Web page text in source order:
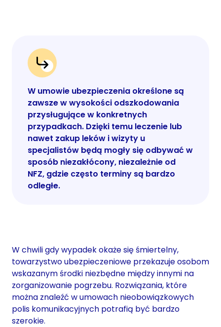
W umowie ubezpieczenia określone są
zawsze w wysokości odszkodowania
przysługujące w konkretnych
przypadkach. Dzięki temu leczenie lub
nawet zakup leków i wizyty u
specjalistów będą mogły się odbywać w
sposób niezakłócony, niezależnie od
NFZ, gdzie często terminy są bardzo
odległe.
W chwili gdy wypadek okaże się śmiertelny,
towarzystwo ubezpieczeniowe przekazuje osobom
wskazanym środki niezbędne między innymi na
zorganizowanie pogrzebu. Rozwiązania, które
można znaleźć w umowach nieobowiązkowych
polis komunikacyjnych potrafią być bardzo
szerokie.